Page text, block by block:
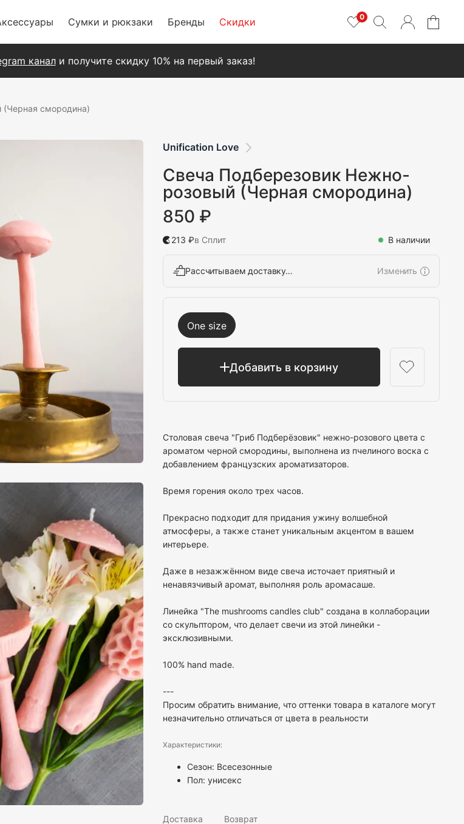
0
Сумки и рюкзаки Бренды Скидки
канали получите скидку 10% на первый заказ!
смородина)
Unification Love
Свеча Подберезовик Нежно-
розовый (Черная смородина)
850 ₽
213 ₽в Сплит В наличии
Рассчитываем доставку… Изменить
Добавить в корзину
One size
Столовая свеча "Гриб Подберёзовик" нежно-розового цвета с
ароматом черной смородины, выполнена из пчелиного воска с
добавлением французских ароматизаторов.
Время горения около трех часов.
Прекрасно подходит для придания ужину волшебной
атмосферы, а также станет уникальным акцентом в вашем
интерьере.
Даже в незажжённом виде свеча источает приятный и
ненавязчивый аромат, выполняя роль аромасаше.
Линейка "The mushrooms candles club" создана в коллаборации
со скульптором, что делает свечи из этой линейки -
эксклюзивными.
100% hand made.
---
Просим обратить внимание, что оттенки товара в каталоге могут
незначительно отличаться от цвета в реальности
Характеристики:
Сезон: Всесезонные
Пол:унисекс
Доставка Возврат